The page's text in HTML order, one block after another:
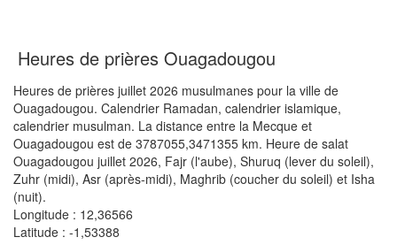
Heures de prières Ouagadougou
Heures de prières juillet 2026 musulmanes pour la ville de
Ouagadougou. Calendrier Ramadan, calendrier islamique,
calendrier musulman. La distance entre la Mecque et
Ouagadougou est de 3787055,3471355 km. Heure de salat
Ouagadougou juillet 2026, Fajr (l'aube), Shuruq (lever du soleil),
Zuhr (midi), Asr (après-midi), Maghrib (coucher du soleil) et Isha
(nuit).
Longitude : 12,36566
Latitude : -1,53388